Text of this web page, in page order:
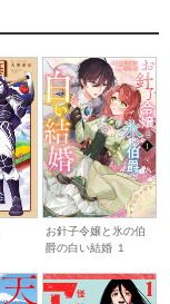
お針子令嬢と氷の伯
爵の白い結婚 １